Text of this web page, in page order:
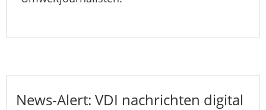
News-Alert: VDI nachrichten digital